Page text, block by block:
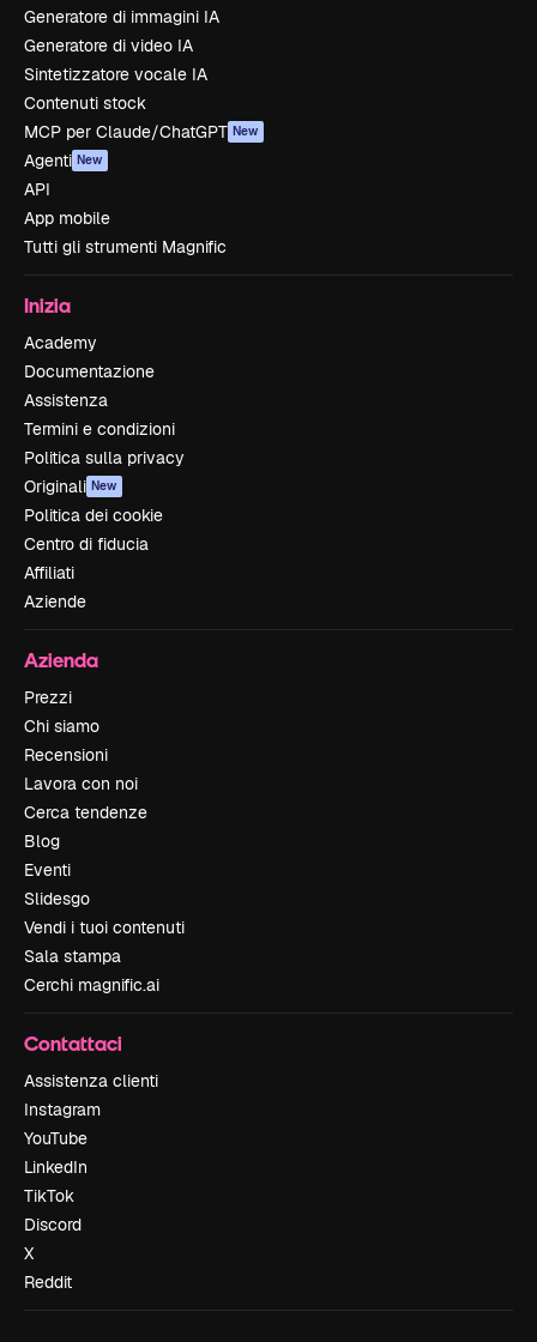
Generatore di immagini IA
Generatore di video IA
Sintetizzatore vocale IA
Contenuti stock
MCP per Claude/ChatGPT New
Agenti New
API
App mobile
Tutti gli strumenti Magnific
Inizia
Academy
Documentazione
Assistenza
Termini e condizioni
Politica sulla privacy
Originali New
Politica dei cookie
Centro di fiducia
Affiliati
Aziende
Azienda
Prezzi
Chi siamo
Recensioni
Lavora con noi
Cerca tendenze
Blog
Eventi
Slidesgo
Vendi i tuoi contenuti
Sala stampa
Cerchi magnific.ai
Contattaci
Assistenza clienti
Instagram
YouTube
LinkedIn
TikTok
Discord
X
Reddit